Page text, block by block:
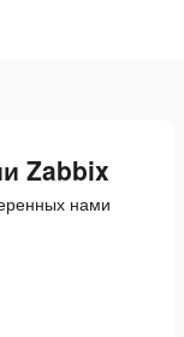
Zabbix
нами